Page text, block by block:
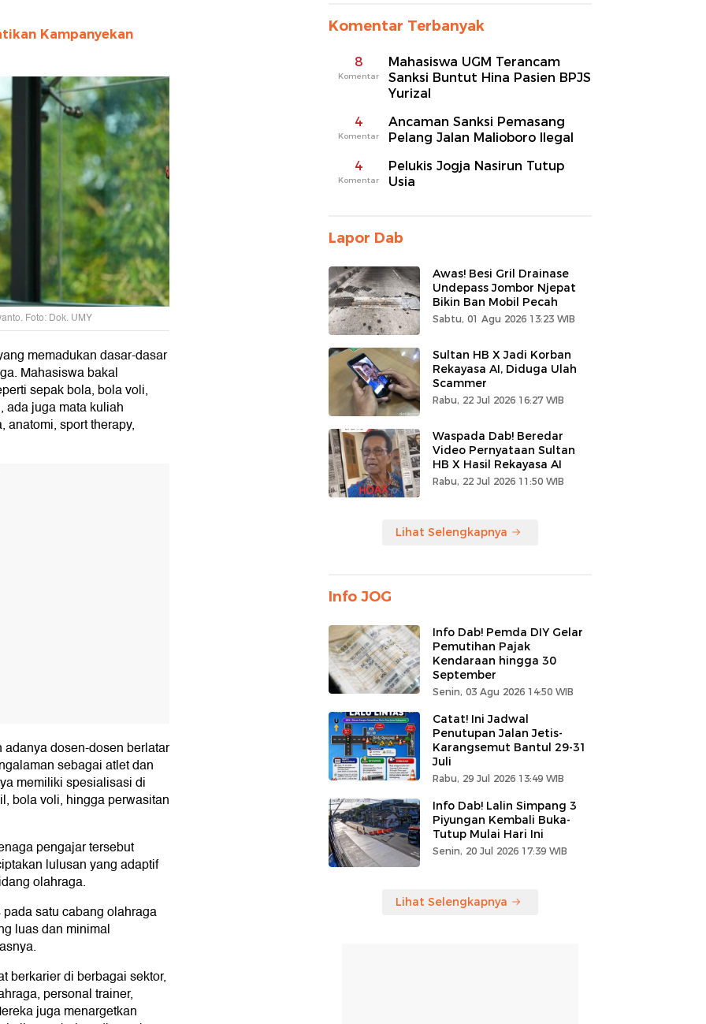
Kampanyekan
Foto: Dok. UMY
memadukan dasar-dasar
Mahasiswa bakal
sepak bola, bola voli,
ada juga mata kuliah
anatomi, sport therapy,
dosen-dosen berlatar
sebagai atlet dan
memiliki spesialisasi di
bola voli, hingga perwasitan
pengajar tersebut
lulusan yang adaptif
olahraga.
satu cabang olahraga
luas dan minimal
berkarier di berbagai sektor,
personal trainer,
juga menargetkan
Komentar Terbanyak
8
Komentar
Mahasiswa UGM Terancam
Sanksi Buntut Hina Pasien BPJS
Yurizal
4
Komentar
Ancaman Sanksi Pemasang
Pelang Jalan Malioboro Ilegal
4
Komentar
Pelukis Jogja Nasirun Tutup
Usia
Lapor Dab
Awas! Besi Gril Drainase
Undepass Jombor Njepat
Bikin Ban Mobil Pecah
Sabtu, 01 Agu 2026 13:23 WIB
Sultan HB X Jadi Korban
Rekayasa AI, Diduga Ulah
Scammer
Rabu, 22 Jul 2026 16:27 WIB
Waspada Dab! Beredar
Video Pernyataan Sultan
HB X Hasil Rekayasa AI
Rabu, 22 Jul 2026 11:50 WIB
Lihat Selengkapnya
Info JOG
Info Dab! Pemda DIY Gelar
Pemutihan Pajak
Kendaraan hingga 30
September
Senin, 03 Agu 2026 14:50 WIB
Catat! Ini Jadwal
Penutupan Jalan Jetis-
Karangsemut Bantul 29-31
Juli
Rabu, 29 Jul 2026 13:49 WIB
Info Dab! Lalin Simpang 3
Piyungan Kembali Buka-
Tutup Mulai Hari Ini
Senin, 20 Jul 2026 17:39 WIB
Lihat Selengkapnya